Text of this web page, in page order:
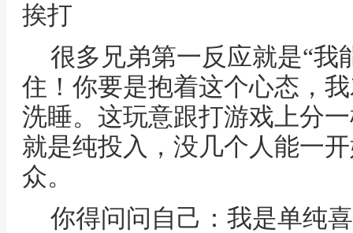
挨打
很多兄弟第一反应就是“我
住！你要是抱着这个心态，
洗睡。这玩意跟打游戏上分
就是纯投入，没几个人能一
众。
你得问问自己：我是单纯